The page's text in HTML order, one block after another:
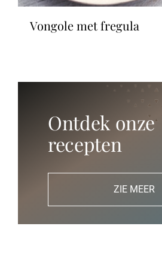
Ontdek onze
recepten
ZIE MEER
vongole met fregula